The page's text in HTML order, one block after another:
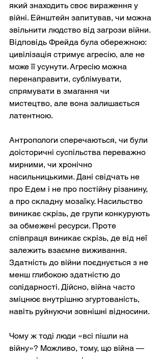
який знаходить своє вираження у
війні. Ейнштейн запитував, чи можна
звільнити людство від загрози війни.
Відповідь Фрейда була обережною:
цивілізація стримує агресію, але не
може її усунути. Агресію можна
перенаправити, сублімувати,
спрямувати в змагання чи
мистецтво, але вона залишається
латентною.
Антропологи сперечаються, чи були
доісторичні суспільства переважно
мирними, чи хронічно
насильницькими. Дані свідчать не
про Едем і не про постійну різанину,
а про складну мозаїку. Насильство
виникає скрізь, де групи конкурують
за обмежені ресурси. Проте
співпраця виникає скрізь, де від неї
залежить взаємне виживання.
Здатність до війни поєднується з не
менш глибокою здатністю до
солідарності. Дійсно, війна часто
зміцнює внутрішню згуртованість,
навіть руйнуючи зовнішні відносини.
Чому ж тоді люди «всі пішли на
війну»? Можливо, тому, що війна —